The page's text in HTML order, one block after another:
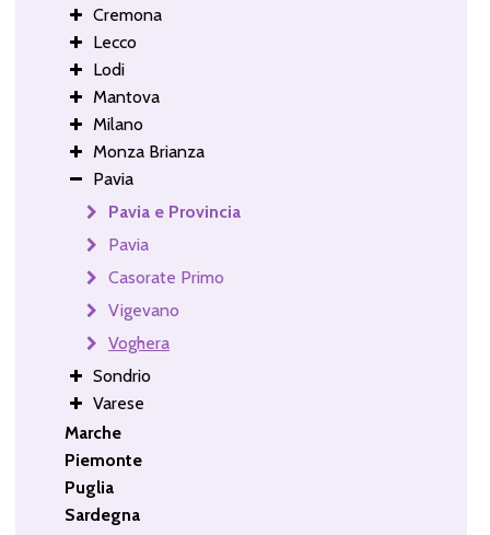
Cremona
Lecco
Lodi
Mantova
Milano
Monza Brianza
Pavia
Pavia e Provincia
Pavia
Casorate Primo
Vigevano
Voghera
Sondrio
Varese
Marche
Piemonte
Puglia
Sardegna